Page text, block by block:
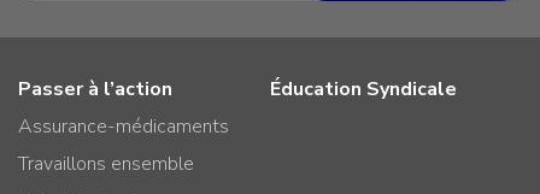
Passer à l’action
Assurance-médicaments
Travaillons ensemble
Éducation Syndicale